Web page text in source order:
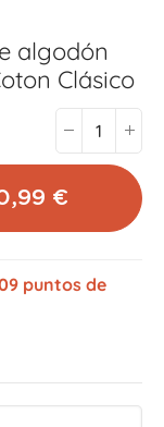
algodón
Clásico
€
puntos de